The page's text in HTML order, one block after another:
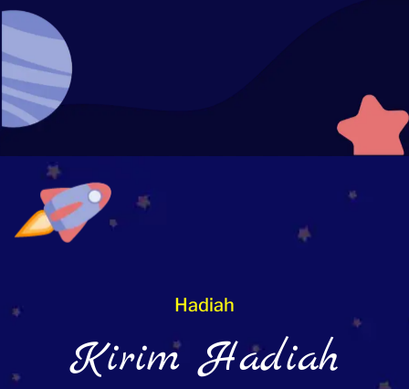
Hadiah
Kirim Hadiah